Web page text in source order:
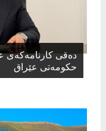
ده‌قی كارنامه‌كه‌ی
حكومه‌تی عێراق